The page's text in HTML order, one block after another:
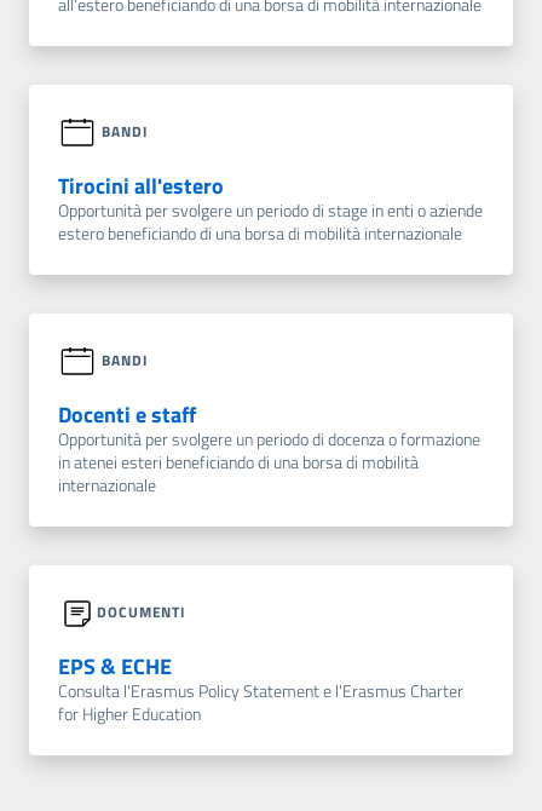
BANDI
Tirocini all'estero
Opportunità per svolgere un periodo di stage in enti o aziende
estero beneficiando di una borsa di mobilità internazionale
BANDI
Docenti e staff
Opportunità per svolgere un periodo di docenza o formazione
in atenei esteri beneficiando di una borsa di mobilità
internazionale
DOCUMENTI
EPS & ECHE
Consulta l'Erasmus Policy Statement e l'Erasmus Charter
for Higher Education